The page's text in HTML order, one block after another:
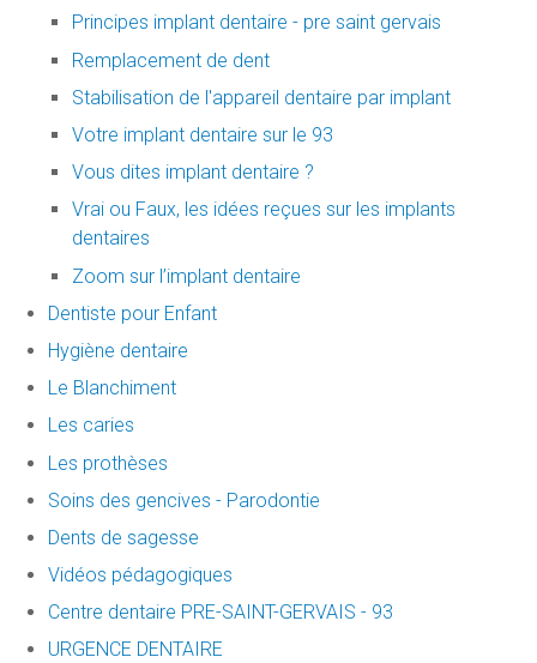
Principes implant dentaire - pre saint gervais
Remplacement de dent
Stabilisation de l'appareil dentaire par implant
Votre implant dentaire sur le 93
Vous dites implant dentaire ?
Vrai ou Faux, les idées reçues sur les implants
dentaires
Zoom sur l’implant dentaire
Dentiste pour Enfant
Hygiène dentaire
Le Blanchiment
Les caries
Les prothèses
Soins des gencives - Parodontie
Dents de sagesse
Vidéos pédagogiques
Centre dentaire PRE-SAINT-GERVAIS - 93
URGENCE DENTAIRE